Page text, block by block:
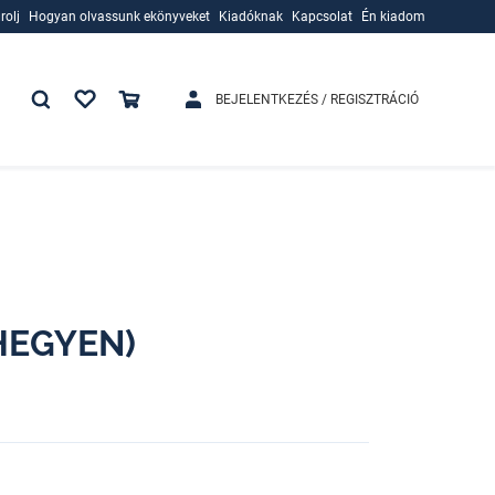
Hogyan olvassunk ekönyveket
Kiadóknak
Kapcsolat Én kiadom
BEJELENTKEZÉS / REGISZTRÁCIÓ